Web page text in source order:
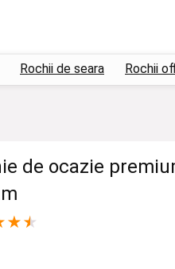
Rochii de seara Rochii
de ocazie
★★